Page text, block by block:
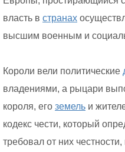
власть в странах
высшим военным и
Короли вели политические
владениями, а рыцари
короля, его земель и
кодекс чести, который
требовал от них